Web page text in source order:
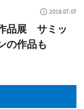
2018.07.07
品展 サミッ
の作品も